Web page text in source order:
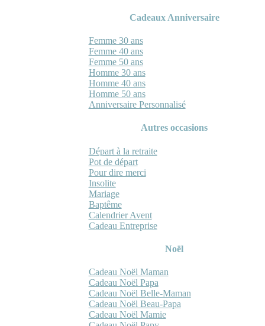
Cadeaux Anniversaire
Femme 30 ans
Femme 40 ans
Femme 50 ans
Homme 30 ans
Homme 40 ans
Homme 50 ans
Anniversaire Personnalisé
Autres occasions
Départ à la retraite
Pot de départ
Pour dire merci
Insolite
Mariage
Baptême
Calendrier Avent
Cadeau Entreprise
Noël
Cadeau Noël Maman
Cadeau Noël Papa
Cadeau Noël Belle-Maman
Cadeau Noël Beau-Papa
Cadeau Noël Mamie